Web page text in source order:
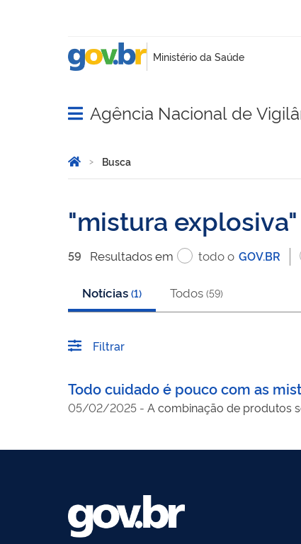
Abrir menu principal de navegação
Agência Nacional de
Você está aqui:
Página Inicial
Busca
mistura explosiva
59 Resultadosem todo o GOV.BR
Notícias (1) Todos (59)
Filtrar
Todo cuidado é pouco com as
05/02/2025 - A combinação de produtos